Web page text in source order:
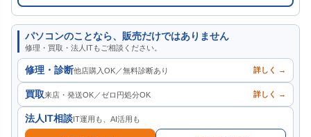
パソコンのことなら、販売だけではありません
修理・買取・法人ITもご相談ください。
修理・診断他店購入OK／無料診断あり 詳しく →
買取来店・発送OK／ゼロ円処分OK 詳しく →
法人IT相談IT運用も、AI活用も